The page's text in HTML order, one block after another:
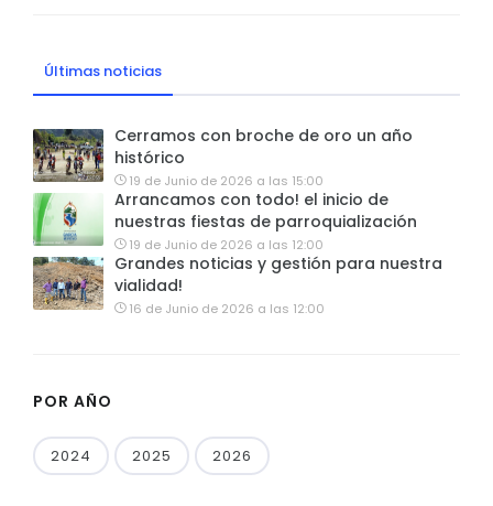
Últimas noticias
Cerramos con broche de oro un año
histórico
19 de Junio de 2026 a las 15:00
Arrancamos con todo! el inicio de
nuestras fiestas de parroquialización
19 de Junio de 2026 a las 12:00
Grandes noticias y gestión para nuestra
vialidad!
16 de Junio de 2026 a las 12:00
POR AÑO
2024 2025 2026